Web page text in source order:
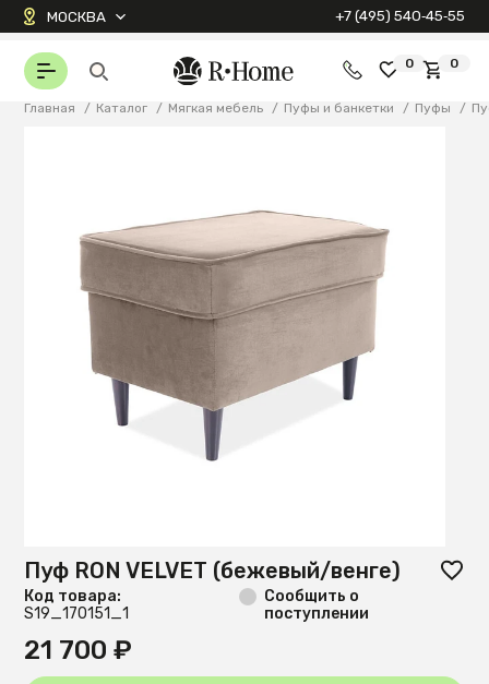
МОСКВА +7 (495) 540‑45‑55
0 0
Главная / Каталог / Мягкая мебель / Пуфы и банкетки / Пуфы /
Пуф RON VELVET (бежевый/венге)
Код товара:
S19_170151_1
Сообщить о
поступлении
21 700 ₽